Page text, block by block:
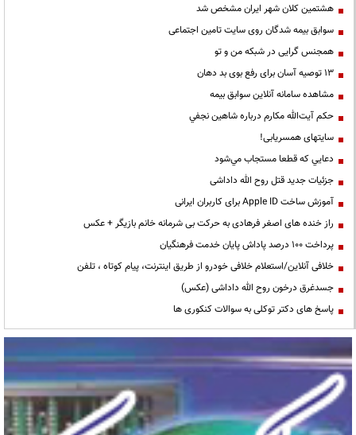
هشتمین کلان شهر ایران مشخص شد
سوابق بیمه شدگان روی سایت تامین اجتماعی
همجنس گرایی در شبکه من و تو
13 توصیه آسان برای رفع بوی بد دهان
مشاهده سامانه آنلاين سوابق بیمه
حكم آيت‌الله مكارم درباره شاهين نجفي
سایتهای همسریابی!
دعايي كه قطعا مستجاب مي‌شود
جزئیات جدید قتل روح الله داداشی
آموزش ساخت Apple ID برای کاربران ایرانی
راز خنده های اصغر فرهادی به حرکت بی شرمانه خانم بازیگر + عکس
پرداخت ۱۰۰ درصد پاداش پایان خدمت فرهنگیان
خلافی آنلاین/استعلام خلافی خودرو از طریق اینترنت، پیام کوتاه ، تلفن
جسدغرق درخون روح الله داداشی (عکس)
پاسخ های دکتر توکلی به سوالات کنکوری ها